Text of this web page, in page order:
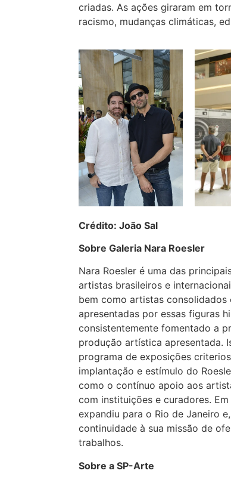
criadas. As ações giraram em
racismo, mudanças climáticas,
Crédito: João Sal
Sobre Galeria Nara Roesler
Nara Roesler é uma das
artistas brasileiros e
bem como artistas
apresentadas por essas figuras
consistentemente fomentado a
produção artística apresentada.
programa de exposições
implantação e estímulo do
como o contínuo apoio aos
com instituições e curadores.
expandiu para o Rio de Janeiro
continuidade à sua missão de
trabalhos.
Sobre a SP-Arte